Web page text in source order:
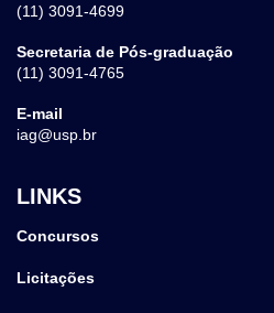
(11) 3091-4699
Secretaria de Pós-graduação
(11) 3091-4765
E-mail
iag@usp.br
LINKS
Concursos
Licitações